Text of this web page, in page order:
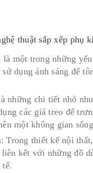
thuật sắp xếp phụ
là một trong những
dụng ánh sáng để
những chi tiết nhỏ
các giá treo để
một không gian
Trong thiết kế nội
kết với những đồ